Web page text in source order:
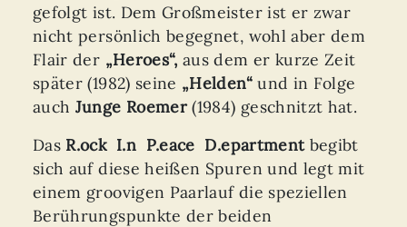
gefolgt ist. Dem Großmeister ist er zwar
nicht persönlich begegnet, wohl aber dem
Flair der „Heroes“, aus dem er kurze Zeit
später (1982) seine „Helden“und in Folge
auch Junge Roemer(1984) geschnitzt hat.
Das R.ock I.n P.eace D.epartmentbegibt
sich auf diese heißen Spuren und legt mit
einem groovigen Paarlauf die speziellen
Berührungspunkte der beiden